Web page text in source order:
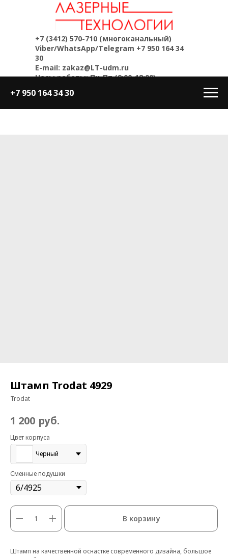
+7 (3412) 570-710 (многоканальный)
Viber/WhatsApp/Telegram +7 950 164 34
30
E-mail: zakaz@LT-udm.ru
Часы работы: Пн-Пт (9:00-18:00)
+7 950 164 34 30
Штамп Trodat 4929
Trodat
1 200 руб.
Цвет корпуса
Черный
Сменные подушки
В корзину
Штамп на качественной оснастке современного дизайна, большое